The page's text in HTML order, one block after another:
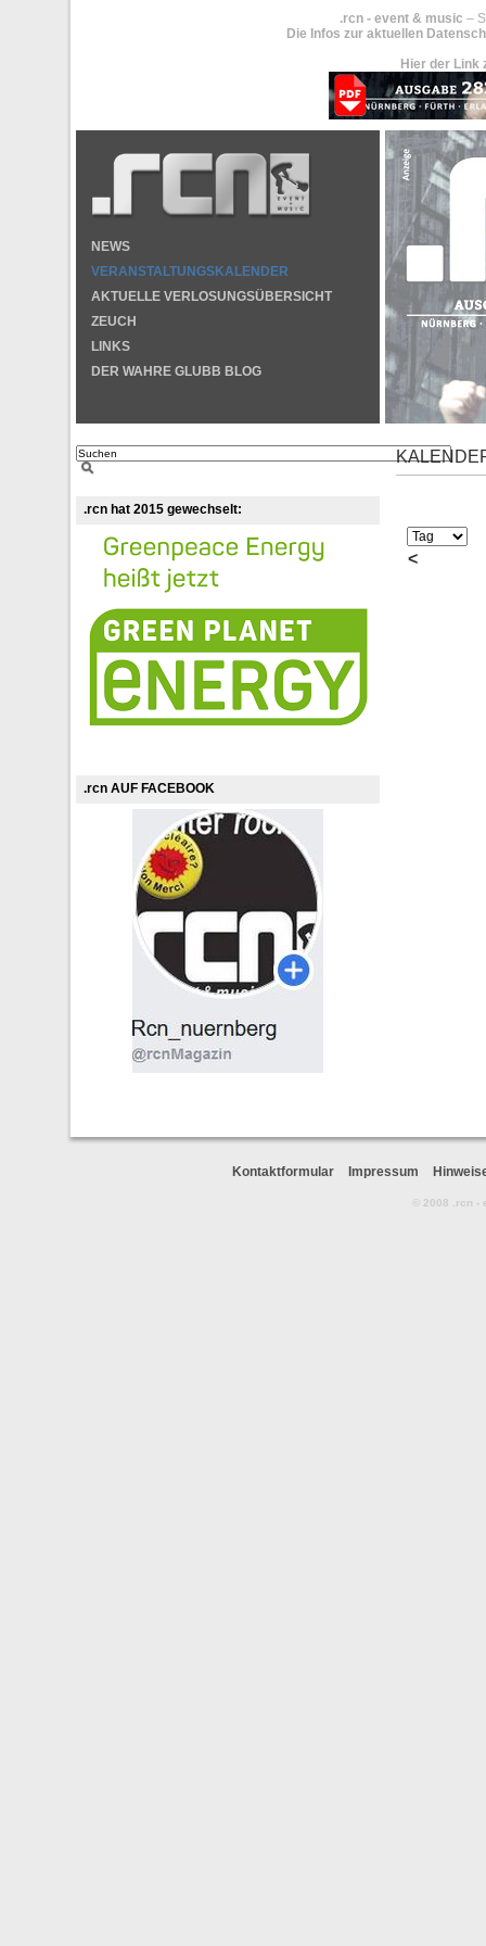
.rcn - event & music –
Die Infos zur aktuellen
Hier der Link
NEWS
VERANSTALTUNGSKALENDER
AKTUELLE VERLOSUNGSÜBERSICHT
ZEUCH
LINKS
DER WAHRE GLUBB BLOG
.rcn hat 2015 gewechselt:
.rcn AUF FACEBOOK
<
Kontaktformular Impressum
© 2008 .rcn